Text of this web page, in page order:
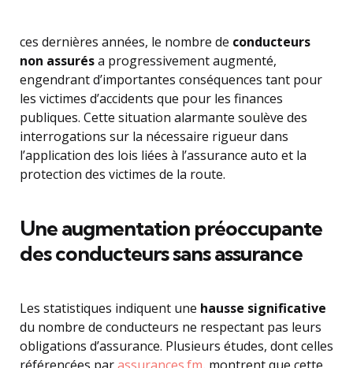
ces dernières années, le nombre de conducteurs
non assurésa progressivement augmenté,
engendrant d’importantes conséquences tant pour
les victimes d’accidents que pour les finances
publiques. Cette situation alarmante soulève des
interrogations sur la nécessaire rigueur dans
l’application des lois liées à l’assurance auto et la
protection des victimes de la route.
Une augmentation préoccupante
des conducteurs sans assurance
Les statistiques indiquent une hausse significative
du nombre de conducteurs ne respectant pas leurs
obligations d’assurance. Plusieurs études, dont celles